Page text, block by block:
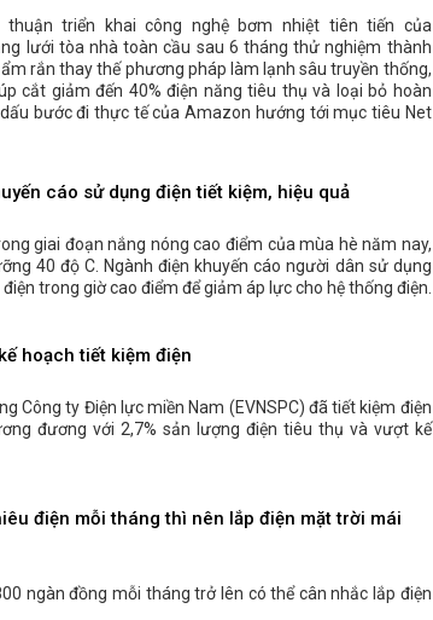
triển khai công nghệ bơm nhiệt tiên tiến của
lưới tòa nhà toàn cầu sau 6 tháng thử nghiệm thành
rắn thay thế phương pháp làm lạnh sâu truyền thống,
cắt giảm đến 40% điện năng tiêu thụ và loại bỏ hoàn
bước đi thực tế của Amazon hướng tới mục tiêu Net
cáo sử dụng điện tiết kiệm, hiệu quả
giai đoạn nắng nóng cao điểm của mùa hè năm nay,
40 độ C. Ngành điện khuyến cáo người dân sử dụng
trong giờ cao điểm để giảm áp lực cho hệ thống điện.
hoạch tiết kiệm điện
Công ty Điện lực miền Nam (EVNSPC) đã tiết kiệm điện
đương với 2,7% sản lượng điện tiêu thụ và vượt kế
điện mỗi tháng thì nên lắp điện mặt trời mái
ngàn đồng mỗi tháng trở lên có thể cân nhắc lắp điện